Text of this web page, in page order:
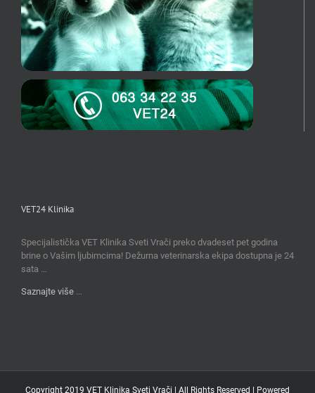
VET24 Klinika
Specijalistička VET Klinika Sveti Vrači preko dvadeset pet godina
brine o Vašim ljubimcima! Dežurna veterinarska ekipa dostupna je 24
sata …
Saznajte više …
Copyright 2019 VET Klinika Sveti Vrači | All Rights Reserved | Powered